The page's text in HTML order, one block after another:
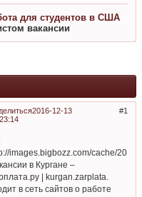
для студентов в США
вакансии
1
2016-12-13
в Кургане –
| kurgan.zarplata.
в сеть сайтов о работе